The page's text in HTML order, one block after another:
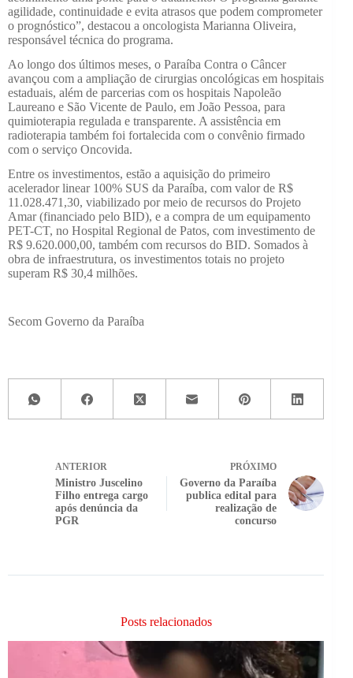
agilidade, continuidade e evita atrasos que podem comprometer
o prognóstico”, destacou a oncologista Marianna Oliveira,
responsável técnica do programa.
Ao longo dos últimos meses, o Paraíba Contra o Câncer
avançou com a ampliação de cirurgias oncológicas em hospitais
estaduais, além de parcerias com os hospitais Napoleão
Laureano e São Vicente de Paulo, em João Pessoa, para
quimioterapia regulada e transparente. A assistência em
radioterapia também foi fortalecida com o convênio firmado
com o serviço Oncovida.
Entre os investimentos, estão a aquisição do primeiro
acelerador linear 100% SUS da Paraíba, com valor de R$
11.028.471,30, viabilizado por meio de recursos do Projeto
Amar (financiado pelo BID), e a compra de um equipamento
PET-CT, no Hospital Regional de Patos, com investimento de
R$ 9.620.000,00, também com recursos do BID. Somados à
obra de infraestrutura, os investimentos totais no projeto
superam R$ 30,4 milhões.
Secom Governo da Paraíba
ANTERIOR
Ministro Juscelino
Filho entrega cargo
após denúncia da
PGR
PRÓXIMO
Governo da Paraíba
publica edital para
realização de
concurso
Posts relacionados